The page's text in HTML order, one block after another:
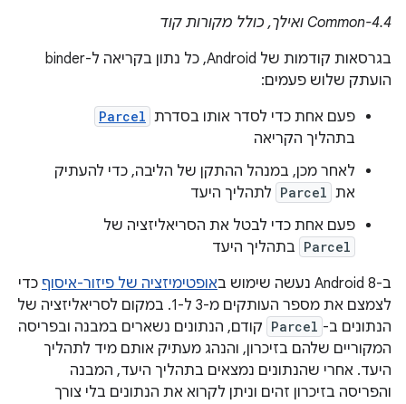
Common-4.4 ואילך, כולל מקורות קוד
בגרסאות קודמות של Android, כל נתון בקריאה ל-binder
הועתק שלוש פעמים:
פעם אחת כדי לסדר אותו בסדרת Parcel
בתהליך הקריאה
לאחר מכן, במנהל ההתקן של הליבה, כדי להעתיק
את Parcel לתהליך היעד
פעם אחת כדי לבטל את הסריאליזציה של
Parcel בתהליך היעד
ב-Android 8 נעשה שימוש ב
אופטימיזציה של פיזור-איסוף כדי
לצמצם את מספר העותקים מ-3 ל-1. במקום לסריאליזציה של
הנתונים ב- Parcel קודם, הנתונים נשארים במבנה ובפריסה
המקוריים שלהם בזיכרון, והנהג מעתיק אותם מיד לתהליך
היעד. אחרי שהנתונים נמצאים בתהליך היעד, המבנה
והפריסה בזיכרון זהים וניתן לקרוא את הנתונים בלי צורך